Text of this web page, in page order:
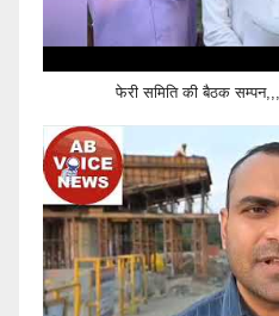
फेरी समिति की बैठक